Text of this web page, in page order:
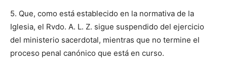
5. Que, como está establecido en la normativa de la
Iglesia, el Rvdo. A. L. Z. sigue suspendido del ejercicio
del ministerio sacerdotal, mientras que no termine el
proceso penal canónico que está en curso.